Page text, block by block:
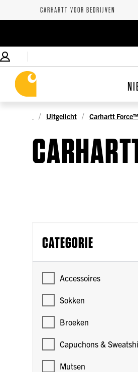
CARHARTT VOOR BEDRIJVEN
Uitgelicht Carhartt Force™
CATEGORIE
Accessoires
Sokken
Broeken
Capuchons &
Mutsen